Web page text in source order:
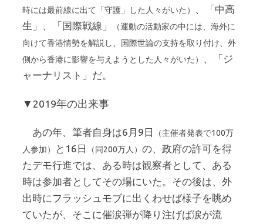
時には最前線に出て「守護」した人々がいた）
、「中高
生」、「国際戦線」
（運動の活動家の中には、海外に
向けて香港情勢を解説し、国際世論の支持を取り付け、外
側から香港に影響を与えようとした人々がいた）
、「ジ
ャーナリスト」だ。
▼2019年の出来事
あの年、筆者自身は6月9日
（主催者発表で100万
人参加）
と16日 （同200万人） の、政府の許可を得
たデモ行進では、ある時は観察者として、ある
時は参加者としてその場にいた。その後は、外
出時にフラッシュモブに出くわせば様子を眺め
ていたが、そこに催涙弾が降り注げば涙が流